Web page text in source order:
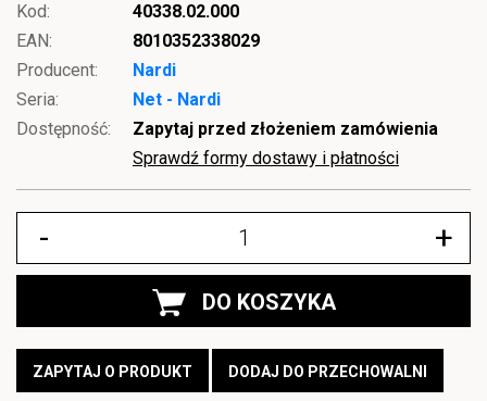
Kod:
40338.02.000
EAN:
8010352338029
Producent:
Nardi
Seria:
Net - Nardi
Dostępność:
Zapytaj przed złożeniem zamówienia
Sprawdź formy dostawy i płatności
- +
DO KOSZYKA
ZAPYTAJ O PRODUKT DODAJ DO PRZECHOWALNI